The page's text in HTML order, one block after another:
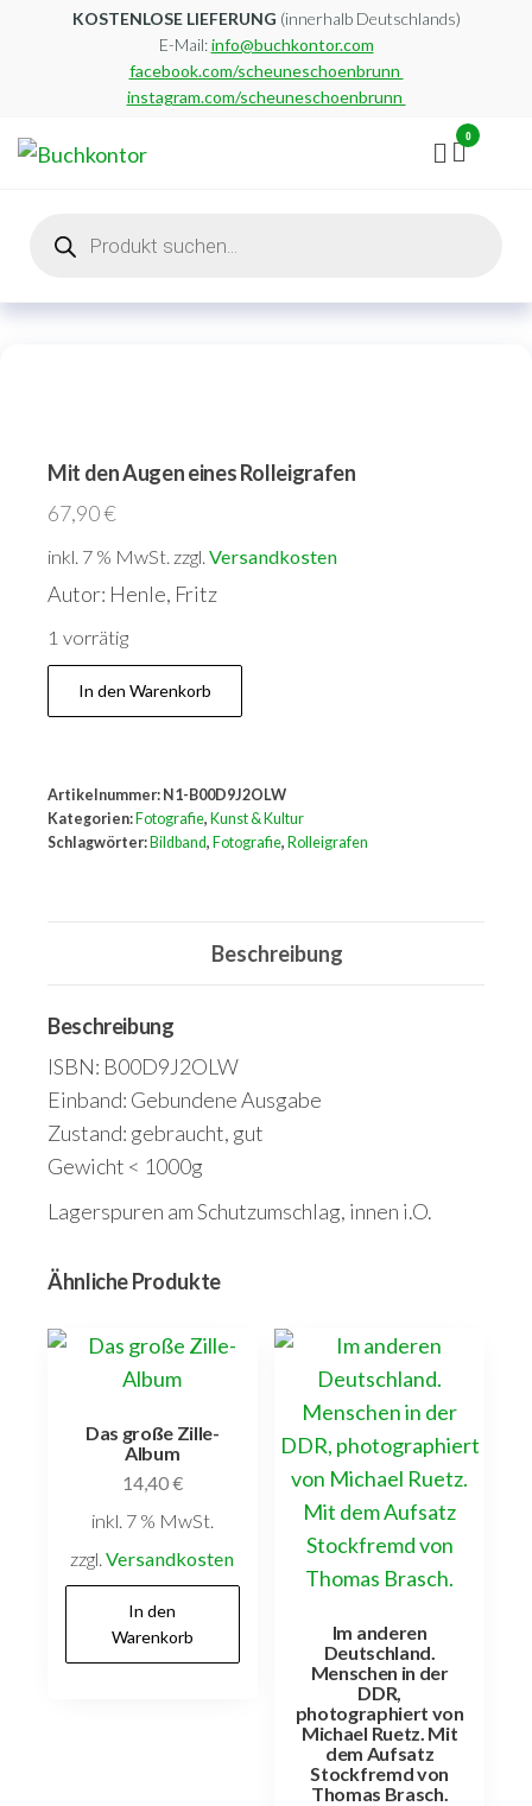
KOSTENLOSE LIEFERUNG (innerhalb Deutschlands)
E-Mail:info@buchkontor.com
facebook.com/scheuneschoenbrunn
instagram.com/scheuneschoenbrunn
0
search
Mit den Augen eines Rolleigrafen
67,90€
inkl. 7 % MwSt. zzgl. Versandkosten
Autor: Henle, Fritz
1 vorrätig
Mit
den
Rolleigrafen
Menge
In den Warenkorb
Artikelnummer: N1-B00D9J2OLW
Kategorien: Fotografie, Kunst & Kultur
Schlagwörter: Bildband, Fotografie, Rolleigrafen
Beschreibung
Beschreibung
ISBN: B00D9J2OLW
Einband: Gebundene Ausgabe
Zustand: gebraucht, gut
Gewicht < 1000g
Lagerspuren am Schutzumschlag, innen i.O.
Ähnliche Produkte
Das große Zille-
Album
14,40€
inkl. 7 % MwSt.
zzgl.Versandkosten
In den
Warenkorb
Im anderen
Deutschland.
Menschen in der
DDR,
photographiert von
Michael Ruetz. Mit
dem Aufsatz
Stockfremd von
Thomas Brasch.